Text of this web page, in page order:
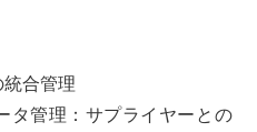
合管理
タ管理：サプライヤーとの